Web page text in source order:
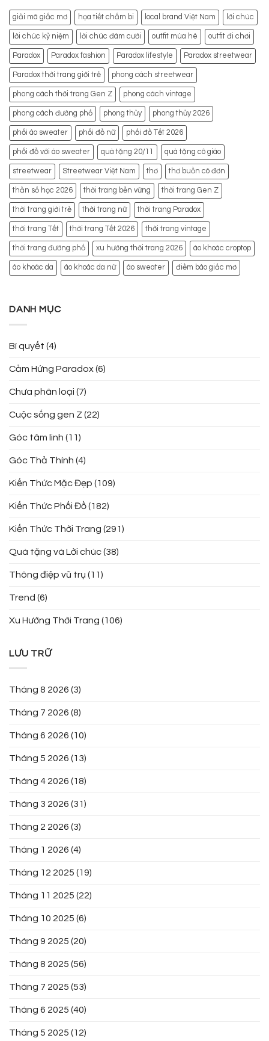
giải mã giấc mơ họa tiết chấm bi local brand Việt Nam lời chúc
lời chúc kỷ niệm lời chúc đám cưới outfit mùa hè outfit đi chơi
Paradox Paradox fashion Paradox lifestyle Paradox streetwear
Paradox thời trang giới trẻ phong cách streetwear
phong cách thời trang Gen Z phong cách vintage
phong cách đường phố phong thủy phong thủy 2026
phối áo sweater phối đồ nữ phối đồ Tết 2026
phối đồ với áo sweater quà tặng 20/11 quà tặng cô giáo
streetwear Streetwear Việt Nam thơ thơ buồn cô đơn
thần số học 2026 thời trang bền vững thời trang Gen Z
thời trang giới trẻ thời trang nữ thời trang Paradox
thời trang Tết thời trang Tết 2026 thời trang vintage
thời trang đường phố xu hướng thời trang 2026 áo khoác croptop
áo khoác da áo khoác da nữ áo sweater điềm báo giấc mơ
DANH MỤC
Bí quyết (4)
Cảm Hứng Paradox(6)
Chưa phân loại (7)
Cuộc sống gen Z (22)
Góc tâm linh (11)
Góc Thả Thính (4)
Kiến Thức Mặc Đẹp (109)
Kiến Thức Phối Đồ(182)
Kiến Thức Thời Trang (291)
Quà tặng và Lời chúc(38)
Thông điệp vũ trụ (11)
Trend (6)
Xu Hướng Thời Trang (106)
LƯU TRỮ
Tháng 8 2026 (3)
Tháng 7 2026 (8)
Tháng 6 2026 (10)
Tháng 5 2026 (13)
Tháng 4 2026 (18)
Tháng 3 2026 (31)
Tháng 2 2026 (3)
Tháng 1 2026 (4)
Tháng 12 2025 (19)
Tháng 11 2025 (22)
Tháng 10 2025 (6)
Tháng 9 2025 (20)
Tháng 8 2025 (56)
Tháng 7 2025 (53)
Tháng 6 2025 (40)
Tháng 5 2025 (12)